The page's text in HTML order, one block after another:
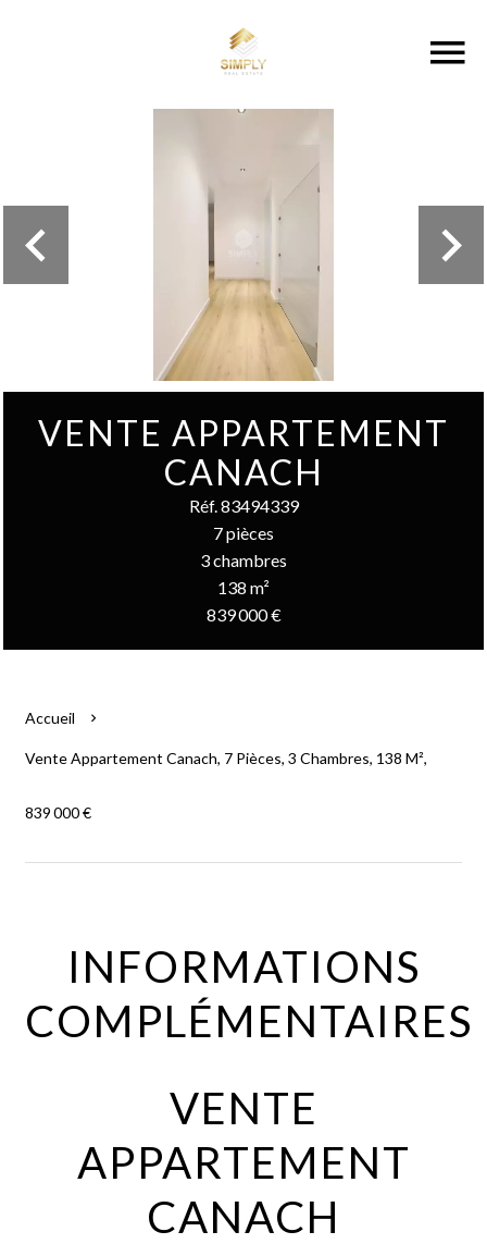
VENTE APPARTEMENT
CANACH
Réf. 83494339
7 pièces
3 chambres
138 m²
839 000 €
Accueil
Vente Appartement Canach, 7 Pièces, 3 Chambres, 138 M²,
839 000 €
INFORMATIONS
COMPLÉMENTAIRES
VENTE
APPARTEMENT
CANACH